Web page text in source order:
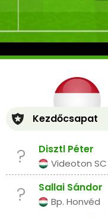
Kezdőcsapat
? Disztl Péter
Videoton SC
? Sallai Sándor
Bp. Honvéd